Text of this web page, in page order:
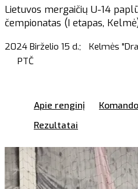
Lietuvos mergaičių U-14
čempionatas (I etapas,
2024 Birželio 15 d.; Kelmės
PTČ
Apie renginį
Rezultatai